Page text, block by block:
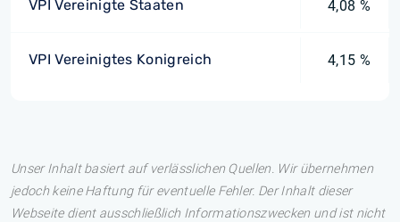
VPI Vereinigte Staaten 4,08 %
VPI Vereinigtes Konigreich 4,15 %
Unser Inhalt basiert auf verlässlichen Quellen. Wir übernehmen
jedoch keine Haftung für eventuelle Fehler. Der Inhalt dieser
Webseite dient ausschließlich Informationszwecken und ist nicht